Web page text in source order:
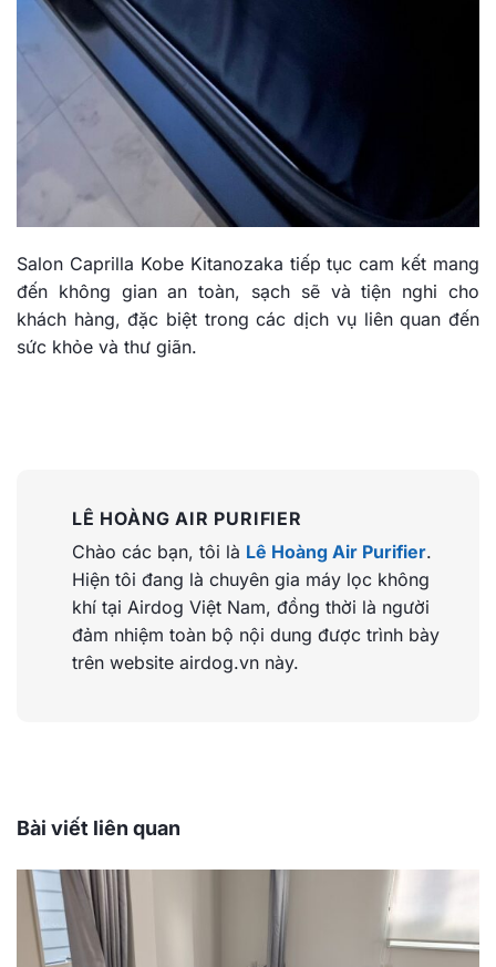
Salon Caprilla Kobe Kitanozaka tiếp tục cam kết mang
đến không gian an toàn, sạch sẽ và tiện nghi cho
khách hàng, đặc biệt trong các dịch vụ liên quan đến
sức khỏe và thư giãn.
LÊ HOÀNG AIR PURIFIER
Chào các bạn, tôi là Lê Hoàng Air Purifier.
Hiện tôi đang là chuyên gia máy lọc không
khí tại Airdog Việt Nam, đồng thời là người
đảm nhiệm toàn bộ nội dung được trình bày
trên website airdog.vn này.
Bài viết liên quan